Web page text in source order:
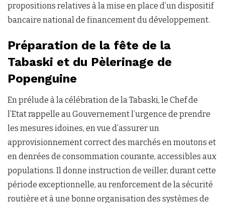
propositions relatives à la mise en place d’un dispositif
bancaire national de financement du développement.
Préparation de la fête de la
Tabaski et du Pèlerinage de
Popenguine
En prélude à la célébration de la Tabaski, le Chef de
l’Etat rappelle au Gouvernement l’urgence de prendre
les mesures idoines, en vue d’assurer un
approvisionnement correct des marchés en moutons et
en denrées de consommation courante, accessibles aux
populations. Il donne instruction de veiller, durant cette
période exceptionnelle, au renforcement de la sécurité
routière et à une bonne organisation des systèmes de